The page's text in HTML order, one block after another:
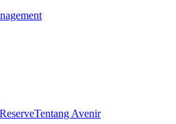
ReserveTentang Avenir